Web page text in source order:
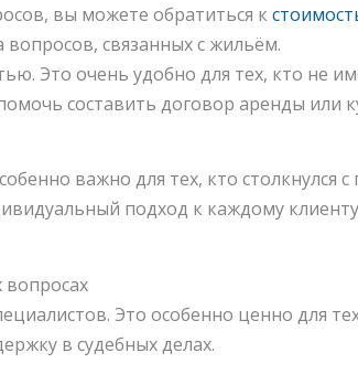
вы можете обратиться к
связанных с жильём.
Это очень удобно для тех, кто не
составить договор аренды или
важно для тех, кто
подход к каждому
Это особенно ценно для
в судебных делах.